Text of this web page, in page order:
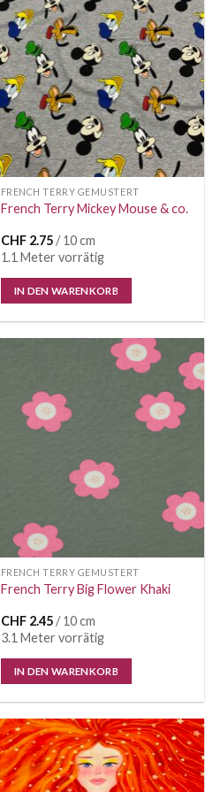
Auf die
Wunschliste
FRENCH TERRY GEMUSTERT
French Terry Mickey Mouse & co.
CHF2.75/ 10 cm
1.1 Meter vorrätig
IN DEN WARENKORB
Wunschliste
FRENCH TERRY GEMUSTERT
French Terry Big Flower Khaki
CHF2.45/ 10 cm
3.1 Meter vorrätig
IN DEN WARENKORB
Auf die
Wunschliste